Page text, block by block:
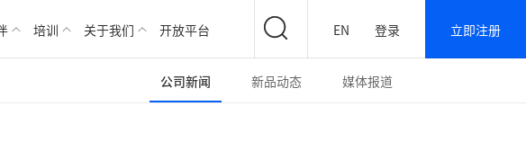
培训 关于我们 开放平台 EN 登录 立即注册
公司新闻 新品动态 媒体报道